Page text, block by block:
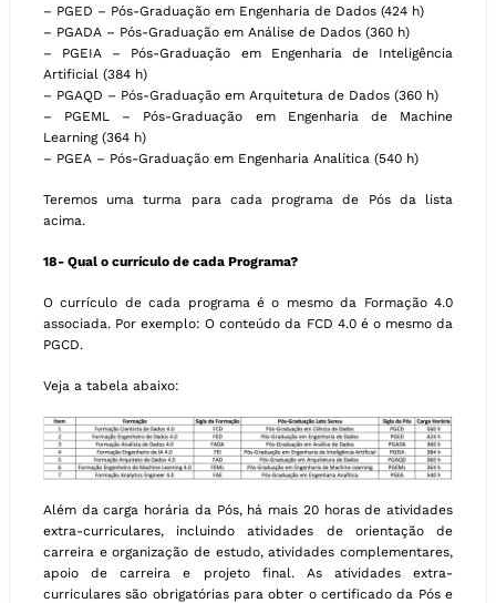
– PGED – Pós-Graduação em Engenharia de Dados (424 h)
– PGADA – Pós-Graduação em Análise de Dados (360 h)
– PGEIA – Pós-Graduação em Engenharia de Inteligência
Artificial (384 h)
– PGAQD – Pós-Graduação em Arquitetura de Dados (360 h)
– PGEML – Pós-Graduação em Engenharia de Machine
Learning (364 h)
– PGEA – Pós-Graduação em Engenharia Analítica (540 h)
Teremos uma turma para cada programa de Pós da lista
acima.
18- Qual o currículo de cada Programa?
O currículo de cada programa é o mesmo da Formação 4.0
associada. Por exemplo: O conteúdo da FCD 4.0 é o mesmo da
PGCD.
Veja a tabela abaixo:
Além da carga horária da Pós, há mais 20 horas de atividades
extra-curriculares, incluindo atividades de orientação de
carreira e organização de estudo, atividades complementares,
apoio de carreira e projeto final. As atividades extra-
curriculares são obrigatórias para obter o certificado da Pós e